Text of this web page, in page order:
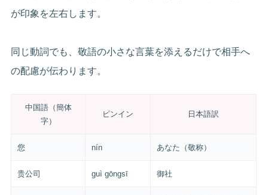
が印象を左右します。
同じ動詞でも、敬語の小さな言葉を添えるだけで相手へ
の配慮が伝わります。
中国語（簡体
字）
ピンイン 日本語訳
您 nín あなた（敬称）
贵公司 guì gōngsī 御社